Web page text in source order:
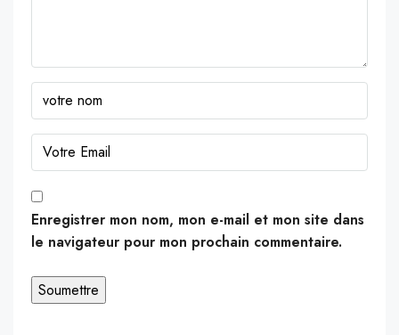
Enregistrer mon nom, mon e-mail et mon site dans
le navigateur pour mon prochain commentaire.